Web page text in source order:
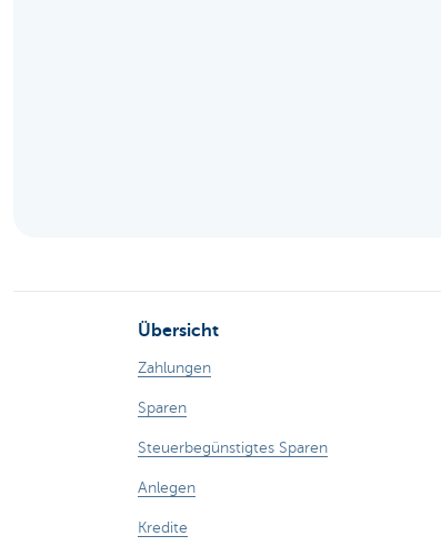
Übersicht
Zahlungen
Sparen
Steuerbegünstigtes Sparen
Anlegen
Kredite